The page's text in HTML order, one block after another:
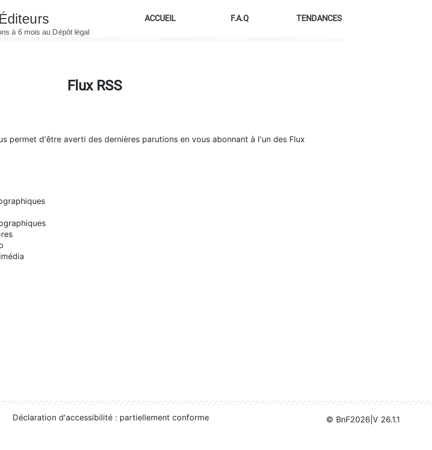
ACCUEIL F.A.Q TENDANCES
Flux RSS
permet d'être averti des dernières parutions en vous abonnant à l'un des Flux
Déclaration d'accessibilité : partiellement conforme © BnF2026 V 26.1.1